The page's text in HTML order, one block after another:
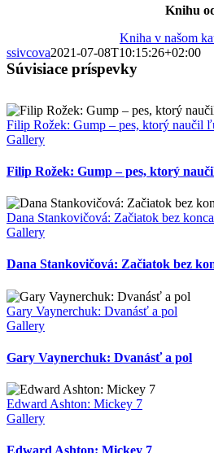
Knihu
Kniha v našom
ssivcova2021-07-08T10:15:26+02:00
Súvisiace príspevky
Filip Rožek: Gump – pes, ktorý naučil
Gallery
Filip Rožek: Gump – pes, ktorý
Dana Stankovičová: Začiatok bez konca
Gallery
Dana Stankovičová: Začiatok bez
Gary Vaynerchuk: Dvanásť a pol
Gallery
Gary Vaynerchuk: Dvanásť a pol
Edward Ashton: Mickey 7
Gallery